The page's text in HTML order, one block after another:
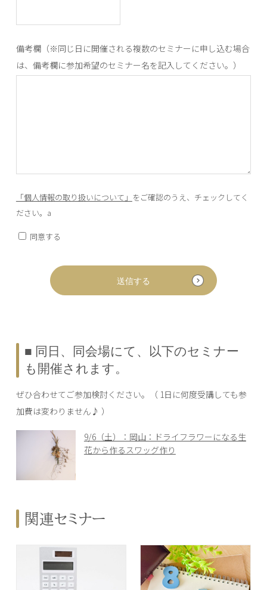
備考欄（※同じ日に開催される複数のセミナーに申し込む場合
は、備考欄に参加希望のセミナー名を記入してください。）
「個人情報の取り扱いについて」 をご確認のうえ、チェックしてく
ださい。a
同意する
■ 同日、同会場にて、以下のセミナー
も開催されます。
ぜひ合わせてご参加検討ください。（ 1日に何度受講しても参
加費は変わりません♪ ）
9/6（土）：岡山：ドライフラワーになる生
花から作るスワッグ作り
関連セミナー